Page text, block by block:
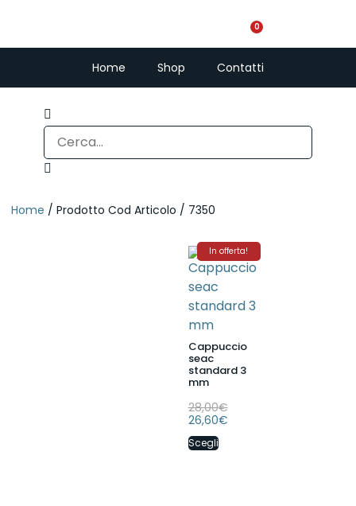
0
Home Shop Contatti
Home / Prodotto Cod Articolo / 7350
In offerta!
Cappuccio
seac
standard 3
mm
28,00€
26,60€
Scegli